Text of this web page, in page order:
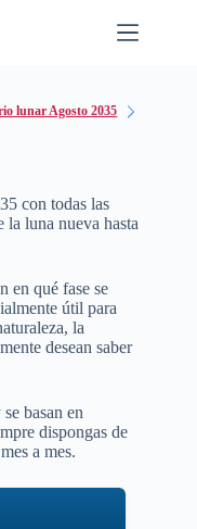
lunar Agosto 2035
con todas las
la luna nueva hasta
en qué fase se
útil para
la
desean saber
basan en
dispongas de
a mes.